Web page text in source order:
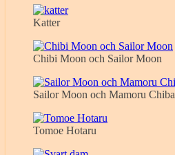
Katter
Chibi Moon och Sailor Moon
Sailor Moon och Mamoru Chiba
Tomoe Hotaru